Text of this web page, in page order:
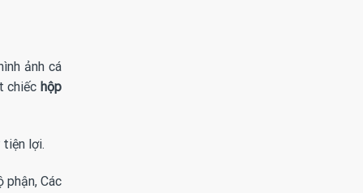
ảnh cá
chiếc hộp
tiện lợi.
phận, Các